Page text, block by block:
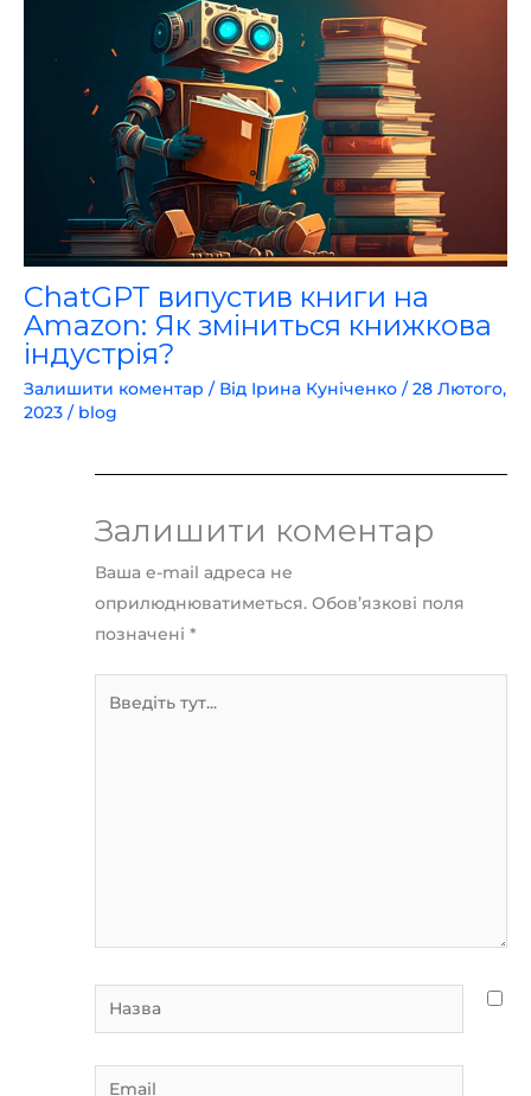
ChatGPT випустив книги на
Amazon: Як зміниться книжкова
індустрія?
Залишити коментар / Від Ірина Куніченко /28 Лютого,
2023 / blog
Залишити коментар
Ваша e-mail адреса не
оприлюднюватиметься. Обов’язкові поля
позначені *
Назва
Email